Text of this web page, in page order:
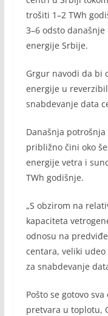
trošiti 1–2 TWh
3–6 odsto
energije Srbije.
Grgur navodi da bi
energije u
snabdevanje data
Današnja
približno čini oko
energije vetra i
TWh godišnje.
„S obzirom na
kapaciteta
odnosu na
centara, veliki
za snabdevanje
Pošto se gotovo
pretvara u toplotu,